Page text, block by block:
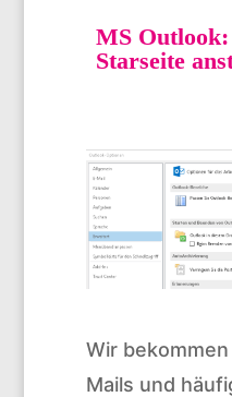
MS
Starseite
Wir
Mails und